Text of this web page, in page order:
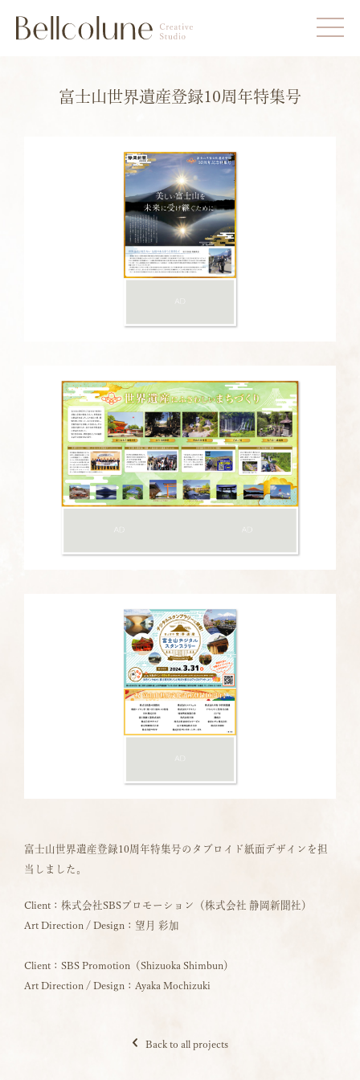
富士山世界遺産登録10周年特集号
富士山世界遺産登録10周年特集号のタブロイド紙面デザインを担
当しました。
Client：株式会社SBSプロモーション（株式会社 静岡新聞社）
Art Direction / Design：望月 彩加
Client：SBS Promotion（Shizuoka Shimbun）
Art Direction / Design：Ayaka Mochizuki
Back to all projects